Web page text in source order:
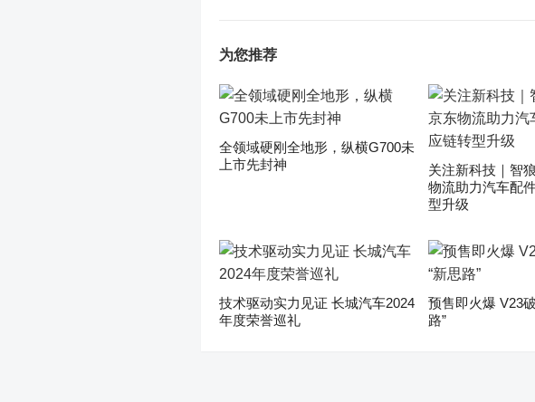
为您推荐
全领域硬刚全地形，纵横G700未
上市先封神
关注新科技｜智
物流助力汽车配
型升级
技术驱动实力见证 长城汽车2024
年度荣誉巡礼
预售即火爆 V23
路”